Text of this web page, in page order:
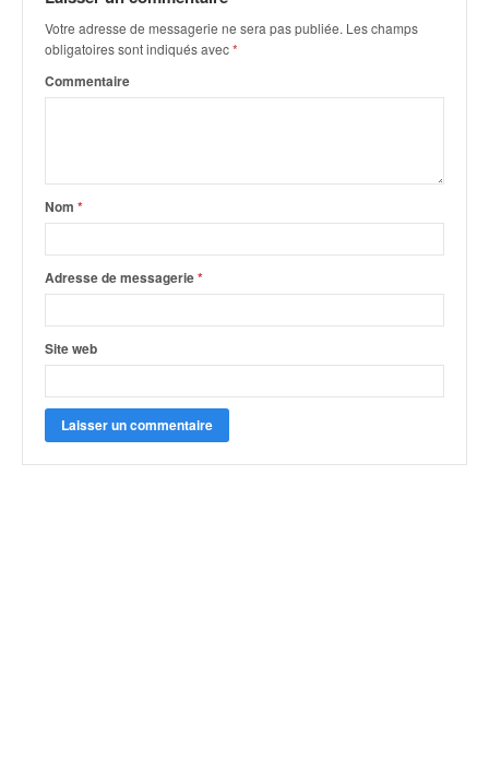
Votre adresse de messagerie ne sera pas publiée. Les champs
obligatoires sont indiqués avec*
Commentaire
Nom *
Adresse de messagerie*
Site web